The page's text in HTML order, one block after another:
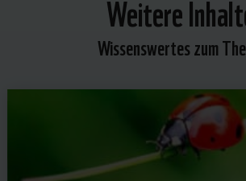
Weitere
Wissenswertes zum